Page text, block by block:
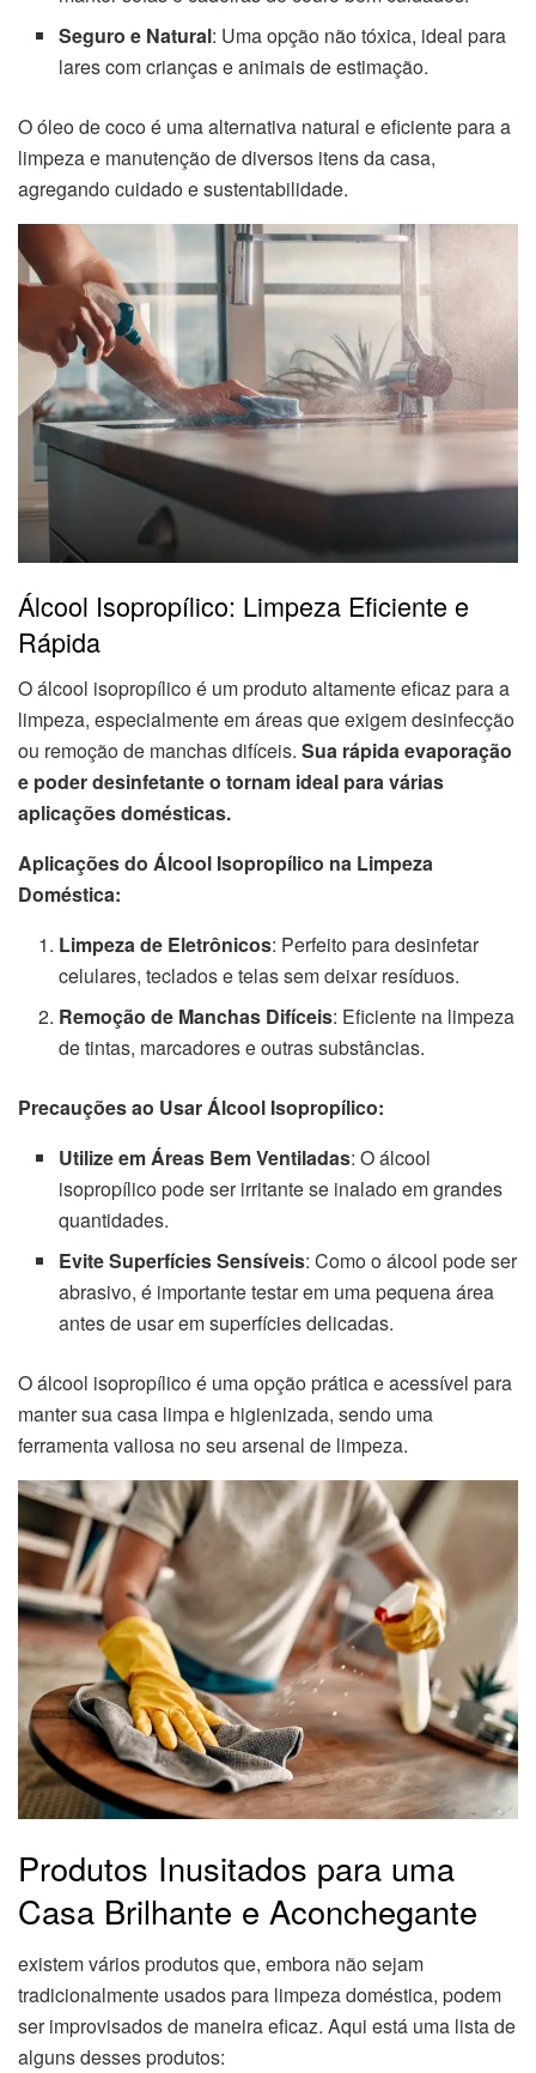
Seguro e Natural: Uma opção não tóxica, ideal para
lares com crianças e animais de estimação.
O óleo de coco é uma alternativa natural e eficiente para a
limpeza e manutenção de diversos itens da casa,
agregando cuidado e sustentabilidade.
Álcool Isopropílico: Limpeza Eficiente e
Rápida
O álcool isopropílico é um produto altamente eficaz para a
limpeza, especialmente em áreas que exigem desinfecção
ou remoção de manchas difíceis. Sua rápida evaporação
e poder desinfetante o tornam ideal para várias
aplicações domésticas.
Aplicações do Álcool Isopropílico na Limpeza
Doméstica:
Limpeza de Eletrônicos: Perfeito para desinfetar
celulares, teclados e telas sem deixar resíduos.
Remoção de Manchas Difíceis: Eficiente na limpeza
de tintas, marcadores e outras substâncias.
Precauções ao Usar Álcool Isopropílico:
Utilize em Áreas Bem Ventiladas: O álcool
isopropílico pode ser irritante se inalado em grandes
quantidades.
Evite Superfícies Sensíveis: Como o álcool pode ser
abrasivo, é importante testar em uma pequena área
antes de usar em superfícies delicadas.
O álcool isopropílico é uma opção prática e acessível para
manter sua casa limpa e higienizada, sendo uma
ferramenta valiosa no seu arsenal de limpeza.
Produtos Inusitados para uma
Casa Brilhante e Aconchegante
existem vários produtos que, embora não sejam
tradicionalmente usados para limpeza doméstica, podem
ser improvisados de maneira eficaz. Aqui está uma lista de
alguns desses produtos: